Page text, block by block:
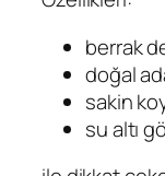
berrak
doğal
sakin
su altı